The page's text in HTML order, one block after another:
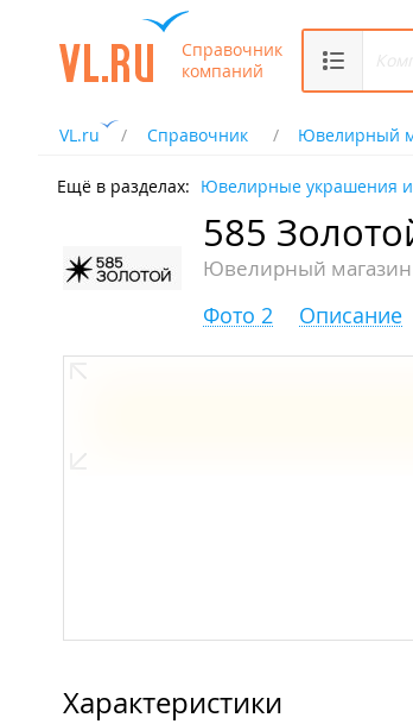
Справочник
компаний
VL.ru Справочник Ювелирный
Ещё в разделах: Ювелирные украшения
585
Ювелирный магазин
Фото 2 Описание
Характеристики